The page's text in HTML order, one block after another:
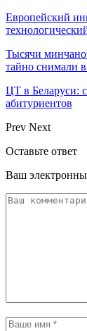
Европейский
Тысячи
тайно снимали
ЦТ в Беларуси:
абитуриентов
Prev Next
Оставьте ответ
Ваш